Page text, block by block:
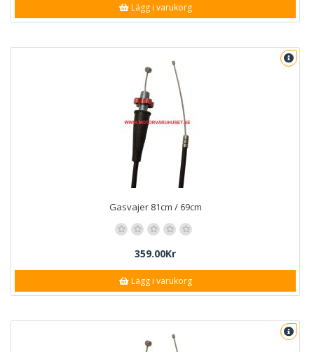
Lägg i varukorg
Gasvajer 81cm / 69cm
359.00Kr
Lägg i varukorg